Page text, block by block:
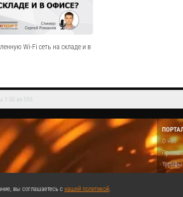
видео
Wi-Fi сеть на складе и в
при построении Wi-Fi сети.
Technologies (Wing Express). -
проектов в Компании Сканпорт.
видео
1-30 из 593
О нас
Тарифы
вы соглашаетесь с нашей политикой.